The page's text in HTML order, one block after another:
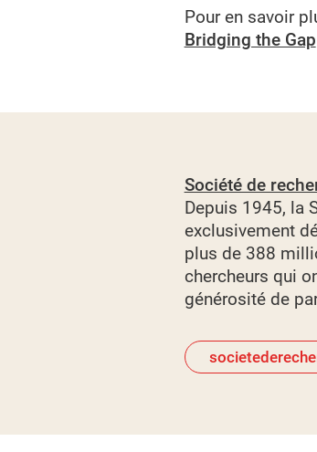
Pour en savoir
Bridging the Gap
Société de
Depuis 1945, la
exclusivement
plus de 388
chercheurs qui
générosité de